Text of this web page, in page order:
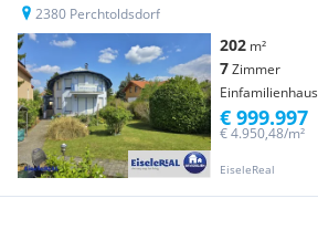
2380 Perchtoldsdorf
202 m²
7Zimmer
Einfamilienhaus
EiseleReal
€ 4.950,48/m²
€ 999.997